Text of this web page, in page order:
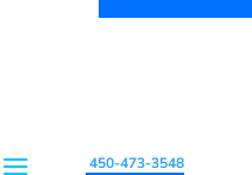
450-473-3548